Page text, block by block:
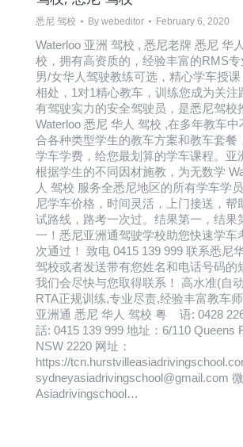
悉尼 驾校 By webeditor February 6, 2020
Waterloo 亚洲 驾校 , 悉尼老牌 悉尼 华
校，拥有高资质的，经验丰富的RMS专
男/女华人驾驶教练可选，精心学车授
相处，1对1精心教车，训练您成为关注
有驾驶实力的安全驾驶员，是悉尼驾校
Waterloo 悉尼 华人 驾校 ,在多年教车
合各种类型学生的教车方案和教车套餐
学车学费，给您最划算的学车课程。亚
根据学生的不同因材施教，为无数学
人 驾校 服务全悉尼地区的所有学车学
尼学车价格，时间灵活，上门接送，帮
试路线，路考一次过。结果第一，结果
一！悉尼亚洲通驾驶学校助您快速学车
次通过！ 致电 0415 139 999 联系悉尼
驾校或者发送带有您姓名和电话号码的
我们会尽快与您取得联系！ 高水准(自
RTA正规训练,专业尽责,经验丰富教车
亚洲通 悉尼 华人 驾校 粤 语: 0428
話: 0415 139 999 地址：6/110 Queens
NSW 2220 网址：
https://
sydneyasiadrivingschool@gmail.com 微
Asiadrivingschool…